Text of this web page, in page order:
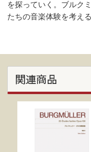
を探っていく。ブルク
たちの音楽体験を考え
関連商品